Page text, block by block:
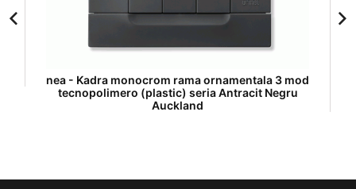
nea - Kadra monocrom rama ornamentala 3 mod
tecnopolimero (plastic) seria Antracit Negru
Auckland